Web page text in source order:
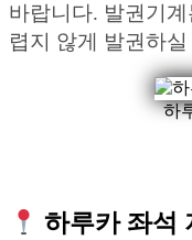
바랍니다. 발권기
렵지 않게 발권하
하
하루카 좌석